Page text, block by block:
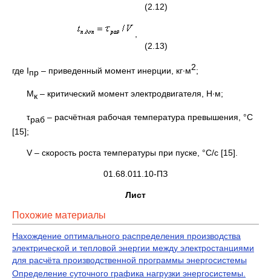
(2.12)
(2.13)
где Iпр – приведенный момент инерции, кг∙м2;
Мк – критический момент электродвигателя, Н∙м;
τраб – расчётная рабочая температура превышения, °С
[15];
V – скорость роста температуры при пуске, °С/с [15].
01.68.011.10-ПЗ
Лист
Похожие материалы
Нахождение оптимального распределения производства
электрической и тепловой энергии между электростанциями
для расчёта производственной программы энергосистемы
Определение суточного графика нагрузки энергосистемы.